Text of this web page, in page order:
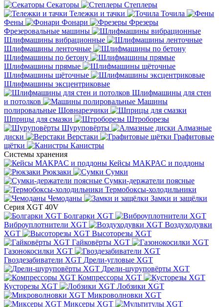
Секаторы
Степлеры
Тележки и тачки
Точила
Фены
Фонари
Фрезеры
Фрезеровальные машины
Шлифмашины вибрационные
Шлифмашины ленточные
Шлифмашины по бетону
Шлифмашины прямые
Шлифмашины щёточные
Шлифмашины эксцентриковые
Шлифмашины для стен
и потолков
Машины
полировальные Шовнарезчики
Шприцы для смазки
Штроборезы
Шуруповёрты
Алмазные
диски
Верстаки
Графитовые
щётки
Канистры
Системы хранения
Кейсы MAKPAC и поддоны
Рюкзаки
Сумки
Сумки-держатели поясные
Термобоксы-холодильники
Чемоданы
Замки и защёлки
Серия XGT 40V
Болгарки XGT
Виброуплотнители XGT
Воздуходувки
XGT
Высоторезы XGT
Гайковёрты XGT
Газонокосилки XGT
Гвоздезабиватели XGT Дрели-угловые XGT
Дрели-шуруповёрты XGT
Компрессоры XGT
Кусторезы XGT
Лобзики XGT
Микроволновки XGT
Миксеры XGT